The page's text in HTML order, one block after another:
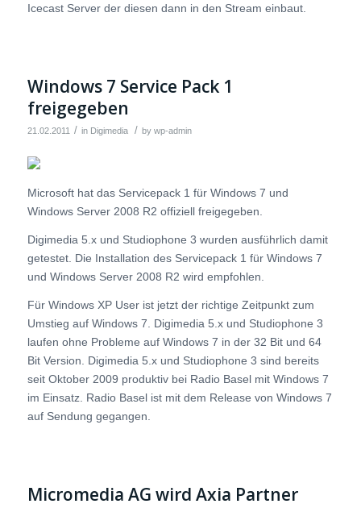
Icecast Server der diesen dann in den Stream einbaut.
Windows 7 Service Pack 1
freigegeben
21.02.2011 / in Digimedia / by wp-admin
Microsoft hat das Servicepack 1 für Windows 7 und
Windows Server 2008 R2 offiziell freigegeben.
Digimedia 5.x und Studiophone 3 wurden ausführlich damit
getestet. Die Installation des Servicepack 1 für Windows 7
und Windows Server 2008 R2 wird empfohlen.
Für Windows XP User ist jetzt der richtige Zeitpunkt zum
Umstieg auf Windows 7. Digimedia 5.x und Studiophone 3
laufen ohne Probleme auf Windows 7 in der 32 Bit und 64
Bit Version. Digimedia 5.x und Studiophone 3 sind bereits
seit Oktober 2009 produktiv bei Radio Basel mit Windows 7
im Einsatz. Radio Basel ist mit dem Release von Windows 7
auf Sendung gegangen.
Micromedia AG wird Axia Partner